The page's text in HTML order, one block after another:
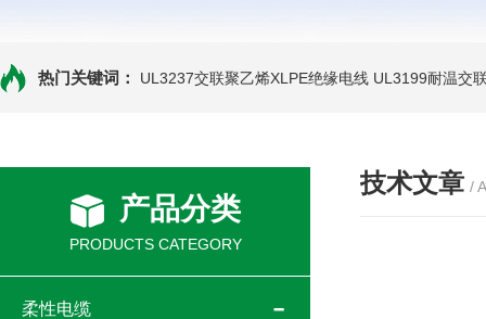
热门关键词： UL3237交联聚乙烯XLPE绝缘电线 UL3199耐温交
产品分类
PRODUCTS CATEGORY
柔性电缆
技术文章 /